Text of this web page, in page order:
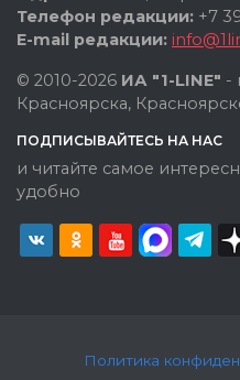
Телефон редакции: +7
E-mail редакции:
© 2010-2026 ИА "1-LINE" -
Красноярска,
ПОДПИСЫВАЙТЕСЬ НА НАС
и читайте самое
удобно
Политика